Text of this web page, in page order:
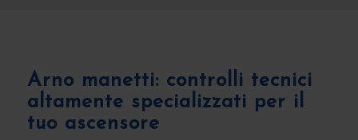
Arno manetti: controlli tecnici
altamente specializzati per il
tuo ascensore